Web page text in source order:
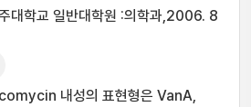
대학교 일반대학원 :의학과,2006. 8
내성의 표현형은 VanA,